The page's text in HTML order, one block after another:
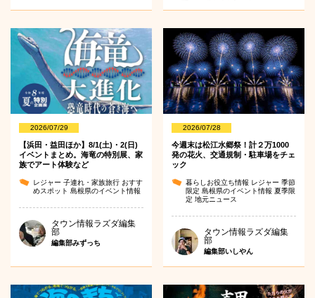
2026/07/29
【浜田・益田ほか】8/1(土)・2(日)
イベントまとめ。海竜の特別展、家
族でアート体験など
レジャー 子連れ・家族旅行 おすす
めスポット 島根県のイベント情報
タウン情報ラズダ編集
部
編集部みずっち
2026/07/28
今週末は松江水郷祭！計２万1000
発の花火、交通規制・駐車場をチェ
ック
暮らしお役立ち情報 レジャー季節
限定島根県のイベント情報夏季限
定地元ニュース
タウン情報ラズダ編集
部
編集部いしやん